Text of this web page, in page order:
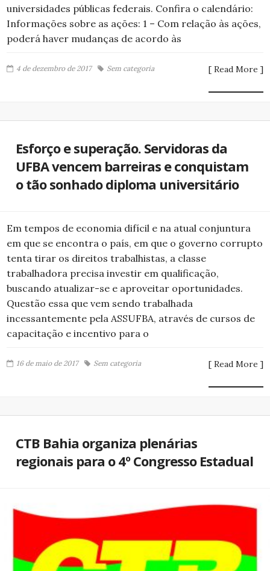
universidades públicas federais. Confira o calendário:
Informações sobre as ações: 1 – Com relação às ações,
poderá haver mudanças de acordo às
4 de dezembro de 2017 Sem categoria [ Read More ]
Esforço e superação. Servidoras da
UFBA vencem barreiras e conquistam
o tão sonhado diploma universitário
Em tempos de economia difícil e na atual conjuntura
em que se encontra o país, em que o governo corrupto
tenta tirar os direitos trabalhistas, a classe
trabalhadora precisa investir em qualificação,
buscando atualizar-se e aproveitar oportunidades.
Questão essa que vem sendo trabalhada
incessantemente pela ASSUFBA, através de cursos de
capacitação e incentivo para o
16 de maio de 2017 Sem categoria [ Read More ]
CTB Bahia organiza plenárias
regionais para o 4º Congresso Estadual